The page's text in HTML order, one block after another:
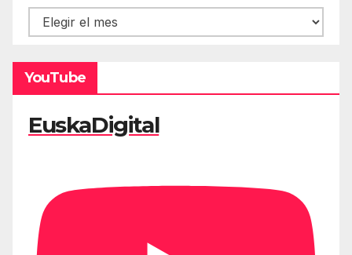
Hemeroteca
YouTube
EuskaDigital